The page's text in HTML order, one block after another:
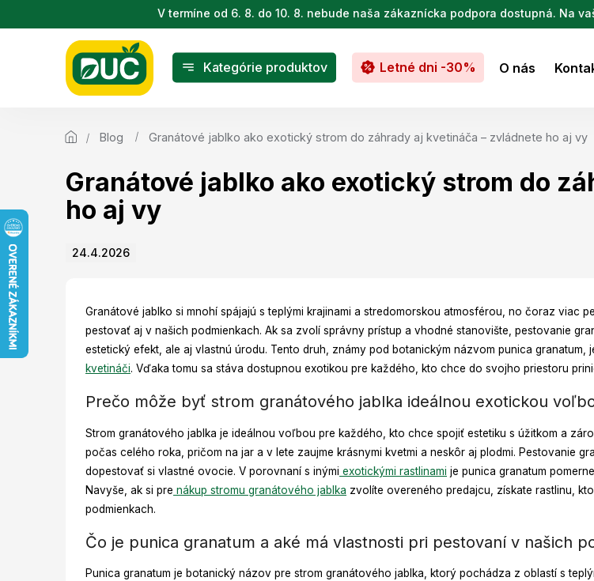
na
V termíne od 6. 8. do 10. 8. nebude naša zákaznícka podpora dostupná. Na
Kategórie produktov Letné dni -30% O nás
Blog Granátové jablko ako exotický strom do záhrady aj kvetináča – zvládnete ho aj vy
Granátové jablko ako exotický strom do
ho aj vy
24.4.2026
Granátové jablko si mnohí spájajú s teplými krajinami a stredomorskou atmosférou, no čoraz viac
pestovať aj v našich podmienkach. Ak sa zvolí správny prístup a vhodné stanovište, pestovanie
estetický efekt, ale aj vlastnú úrodu. Tento druh, známy pod botanickým názvom punica
kvetináči. Vďaka tomu sa stáva dostupnou exotikou pre každého, kto chce do svojho priestoru
Prečo môže byť strom granátového jablka ideálnou exotickou
Strom granátového jablka je ideálnou voľbou pre každého, kto chce spojiť estetiku s úžitkom a
počas celého roka, pričom na jar a v lete zaujme krásnymi kvetmi a neskôr aj plodmi. Pestovanie
dopestovať si vlastné ovocie. V porovnaní s inými exotickými rastlinami je punica granatum
Navyše, ak si pre nákup stromu granátového jablka zvolíte overeného predajcu, získate rastlinu,
podmienkach.
Čo je punica granatum a aké má vlastnosti pri pestovaní v našich
Punica granatum je botanický názov pre strom granátového jablka, ktorý pochádza z oblastí s